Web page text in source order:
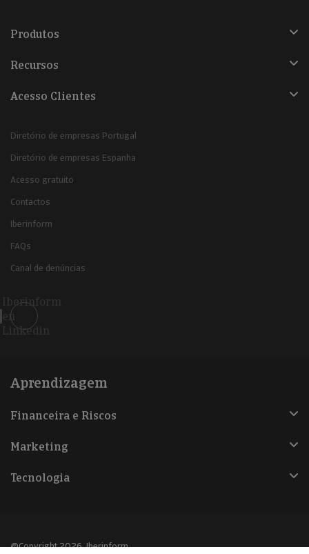
Produtos
Recursos
Acesso Clientes
Diretório de empresas Portugal
Diretório de empresas Espanha
Acesso gratuito
Contactos
Iberinform
FAQs
Canal de denúncias
Iberinform
en
Linkedin
Aprendizagem
Financeira e Riscos
Marketing
Tecnologia
@Copyright 2026, Iberinform